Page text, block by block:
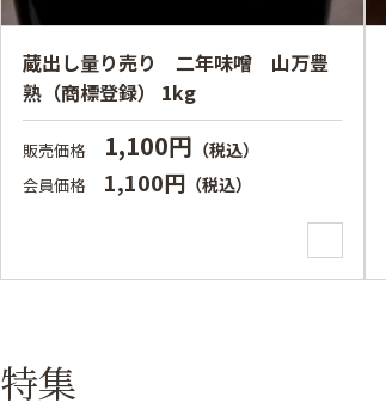
蔵出し量り売り 二年味噌 山万豊
熟（商標登録） 1kg
販売価格 1,100円 （税込）
会員価格 1,100円 （税込）
特集